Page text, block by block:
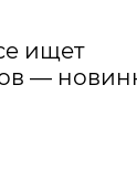
ищет
—